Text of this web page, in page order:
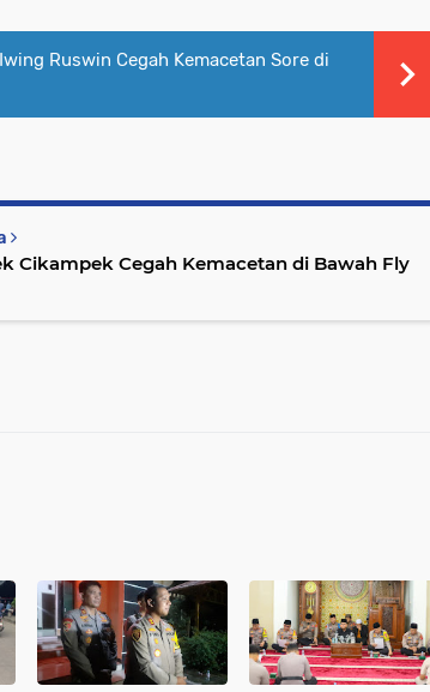
Ruswin Cegah Kemacetan Sore di
Cikampek Cegah Kemacetan di Bawah Fly